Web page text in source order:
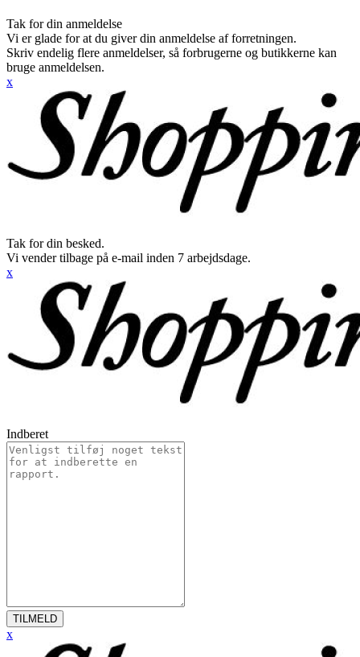
Tak for din anmeldelse
Vi er glade for at du giver din anmeldelse af forretningen.
Skriv endelig flere anmeldelser, så forbrugerne og butikkerne kan
bruge anmeldelsen.
x
Tak for din besked.
Vi vender tilbage på e-mail inden 7 arbejdsdage.
x
Indberet
TILMELD
x